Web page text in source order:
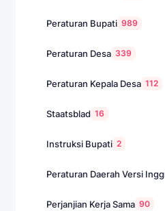
Peraturan Bupati 989
Peraturan Desa 339
Peraturan Kepala Desa 112
Staatsblad 16
Instruksi Bupati 2
Peraturan Daerah Versi
Perjanjian Kerja Sama 90